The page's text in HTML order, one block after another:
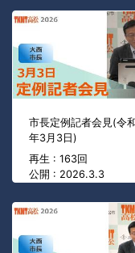
市長定例記者会見(令
年3月3日)
再生 : 163回
公開 : 2026.3.3